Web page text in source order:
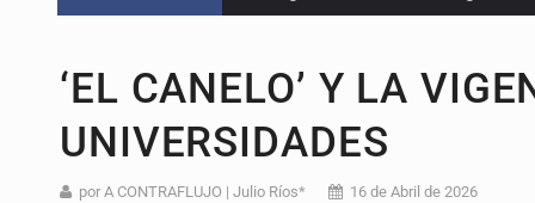
Asesinan a tres luego de dos
Mujer resulta lesionada tras
Vinculan a pareja que
‘EL CANELO’ Y LA
UNIVERSIDADES
por A CONTRAFLUJO | Julio Ríos* 16 de Abril de 2026